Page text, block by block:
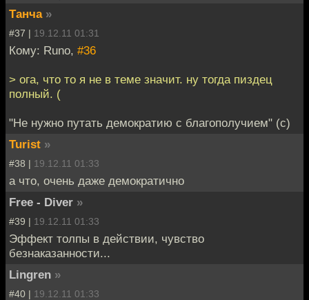
Танча »
#37 | 19.12.11 01:31
Кому: Runo, #36
> ога, что то я не в теме значит. ну тогда пиздец
полный. (
"Не нужно путать демократию с благополучием" (с)
Turist »
#38 | 19.12.11 01:33
а что, очень даже демократично
Free - Diver »
#39 | 19.12.11 01:33
Эффект толпы в действии, чувство
безнаказанности...
Lingren »
#40 | 19.12.11 01:33